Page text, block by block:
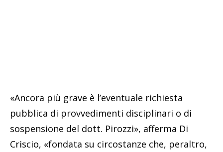
«Ancora più grave è l’eventuale richiesta
pubblica di provvedimenti disciplinari o di
sospensione del dott. Pirozzi», afferma Di
Criscio, «fondata su circostanze che, peraltro,